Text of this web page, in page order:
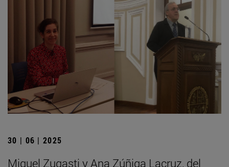
30 | 06 | 2025
Miguel Zugasti y Ana Zúñiga Lacruz, del